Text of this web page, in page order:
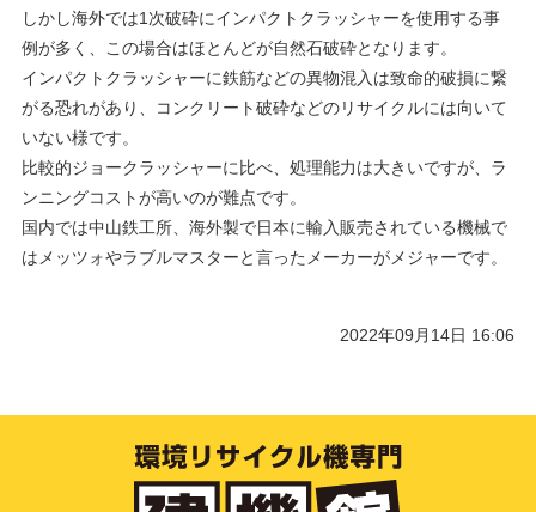
しかし海外では1次破砕にインパクトクラッシャーを使用する事
例が多く、この場合はほとんどが自然石破砕となります。
インパクトクラッシャーに鉄筋などの異物混入は致命的破損に繋
がる恐れがあり、コンクリート破砕などのリサイクルには向いて
いない様です。
比較的ジョークラッシャーに比べ、処理能力は大きいですが、ラ
ンニングコストが高いのが難点です。
国内では中山鉄工所、海外製で日本に輸入販売されている機械で
はメッツォやラブルマスターと言ったメーカーがメジャーです。
2022年09月14日 16:06